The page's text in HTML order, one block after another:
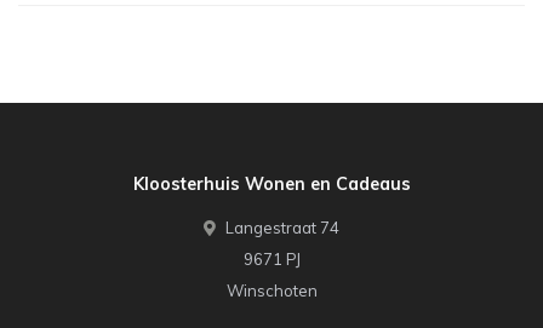
Kloosterhuis Wonen en Cadeaus
Langestraat 74
9671 PJ
Winschoten